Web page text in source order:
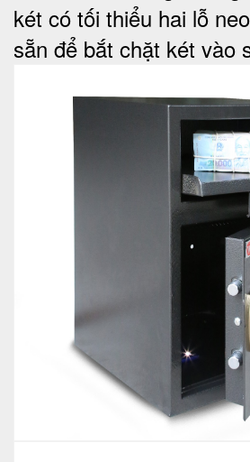
két có tối thiểu hai lỗ
sẵn để bắt chặt két vào